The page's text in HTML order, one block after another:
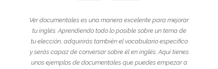
Ver documentales es una manera excelente para mejorar
tu inglés. Aprendiendo todo lo posible sobre un tema de
tu elección, adquirirás también el vocabulario específico
y serás capaz de conversar sobre él en inglés. Aquí tienes
unos ejemplos de documentales que puedes empezar a